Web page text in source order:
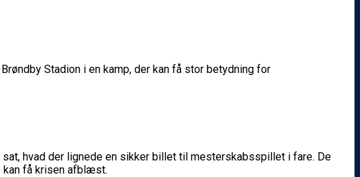
Stadion i en kamp, der kan få stor betydning for
hvad der lignede en sikker billet til mesterskabsspillet i fare. De
kan få krisen afblæst.